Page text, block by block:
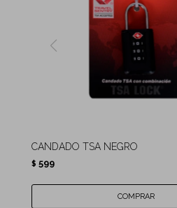
CANDADO TSA NEGRO
$ 599